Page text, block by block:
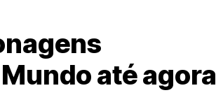
até agora